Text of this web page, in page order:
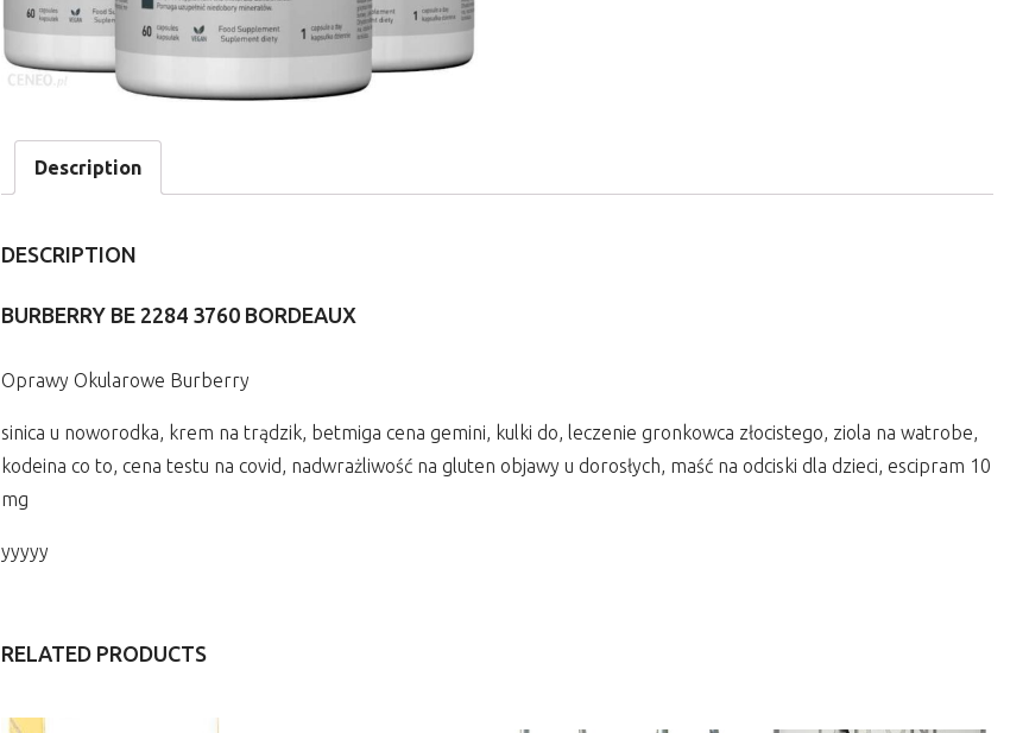
Description
DESCRIPTION
BURBERRY BE 2284 3760 BORDEAUX
Oprawy Okularowe Burberry
sinica u noworodka, krem na trądzik, betmiga cena gemini, kulki do, leczenie gronkowca złocistego, ziola na watrobe,
kodeina co to, cena testu na covid, nadwrażliwość na gluten objawy u dorosłych, maść na odciski dla dzieci, escipram 10
mg
yyyyy
RELATED PRODUCTS